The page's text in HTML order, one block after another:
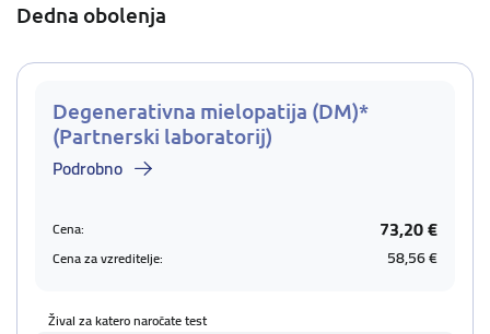
Dedna obolenja
Degenerativna mielopatija (DM)*
(Partnerski laboratorij)
Podrobno
Cena: 73,20 €
Cena za vzreditelje: 58,56 €
Žival za katero naročate test